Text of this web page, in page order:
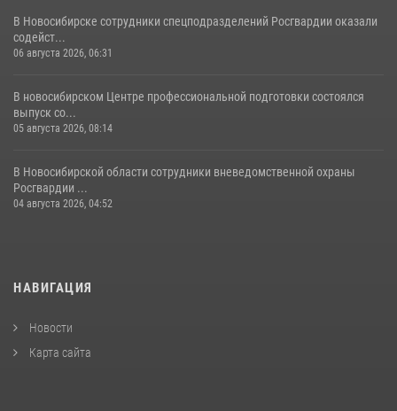
В Новосибирске сотрудники спецподразделений Росгвардии оказали
содейст...
06 августа 2026, 06:31
В новосибирском Центре профессиональной подготовки состоялся
выпуск со...
05 августа 2026, 08:14
В Новосибирской области сотрудники вневедомственной охраны
Росгвардии ...
04 августа 2026, 04:52
НАВИГАЦИЯ
Новости
Карта сайта